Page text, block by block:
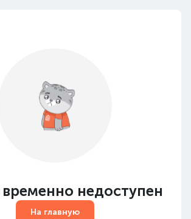
недоступен
На главную